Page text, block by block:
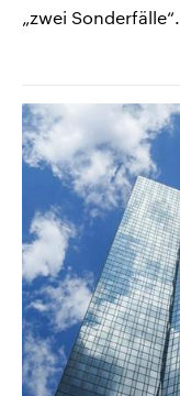
„zwei Sonderfälle“.